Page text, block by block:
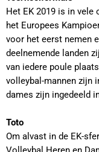
Het EK 2019 is in
het Europees
voor het eerst nemen
deelnemende landen
van iedere poule
volleybal-mannen zijn
dames zijn ingedeeld
Toto
Om alvast in de EK-